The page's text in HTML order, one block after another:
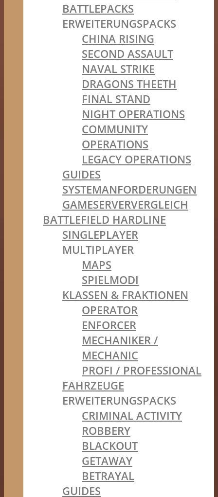
BATTLEPACKS
ERWEITERUNGSPACKS
CHINA RISING
SECOND ASSAULT
NAVAL STRIKE
DRAGONS THEETH
FINAL STAND
NIGHT OPERATIONS
COMMUNITY
OPERATIONS
LEGACY OPERATIONS
GUIDES
SYSTEMANFORDERUNGEN
GAMESERVERVERGLEICH
BATTLEFIELD HARDLINE
SINGLEPLAYER
MULTIPLAYER
MAPS
SPIELMODI
KLASSEN & FRAKTIONEN
OPERATOR
ENFORCER
MECHANIKER /
MECHANIC
PROFI / PROFESSIONAL
FAHRZEUGE
ERWEITERUNGSPACKS
CRIMINAL ACTIVITY
ROBBERY
BLACKOUT
GETAWAY
BETRAYAL
GUIDES